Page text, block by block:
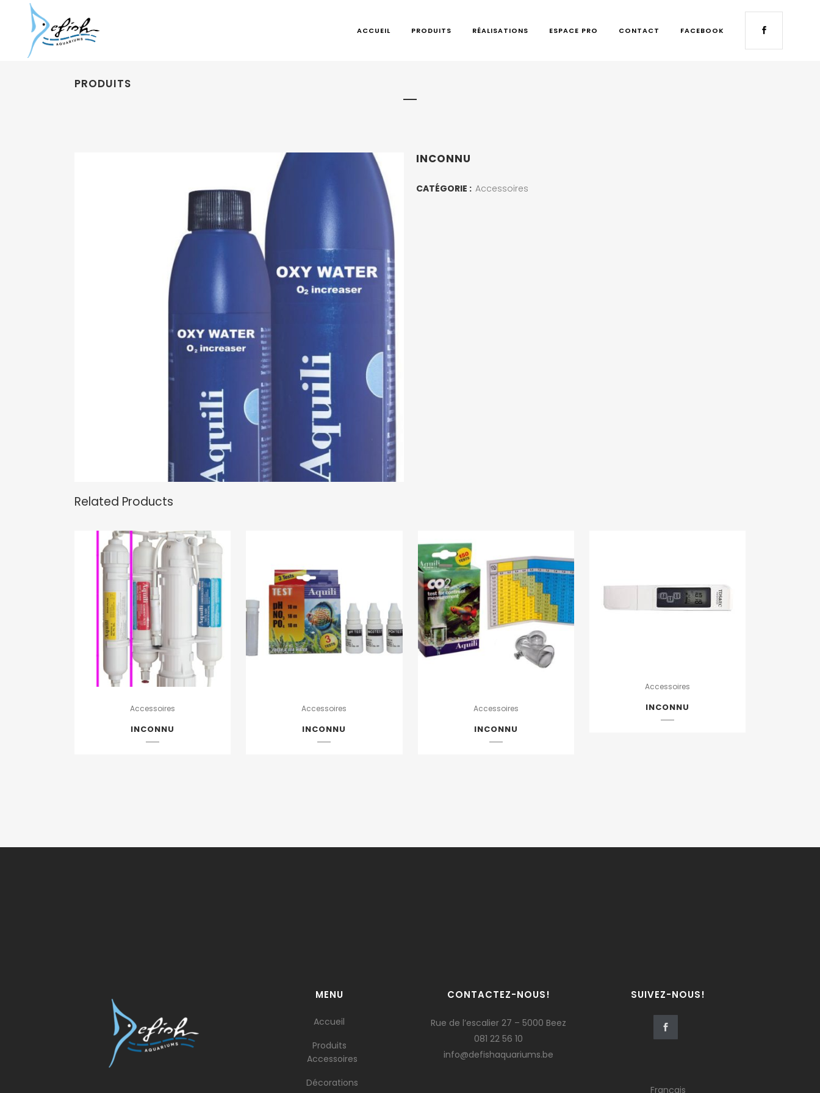
ACCUEIL PRODUITS RÉALISATIONS ESPACE PRO CONTACT FACEBOOK
PRODUITS
INCONNU
CATÉGORIE : Accessoires
Related Products
Accessoires
INCONNU
Accessoires
INCONNU
Accessoires
INCONNU
Accessoires
INCONNU
MENU
Accueil
Produits
Accessoires
Décorations
CONTACTEZ-NOUS!
Rue de l’escalier 27 – 5000 Beez
081 22 56 10
info@defishaquariums.be
SUIVEZ-NOUS!
Français